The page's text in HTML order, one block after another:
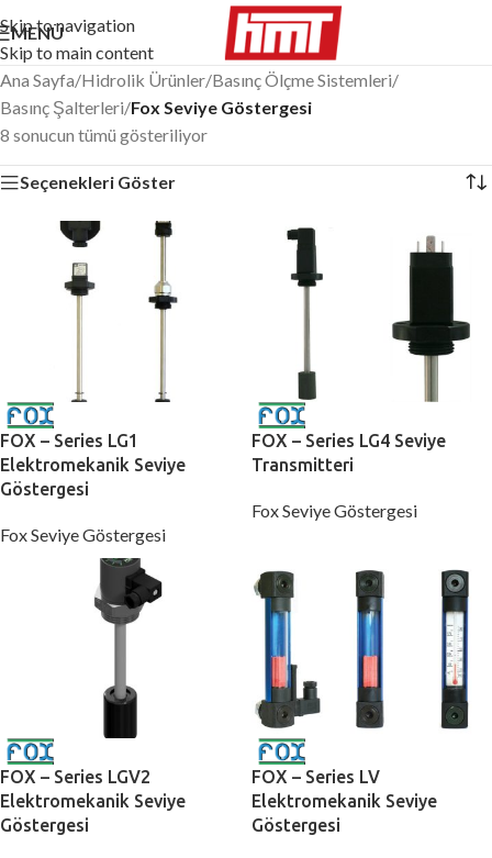
Skip to navigation
Skip to main content
MENÜ
Ana Sayfa/Hidrolik Ürünler/Basınç Ölçme Sistemleri/
Basınç Şalterleri/Fox Seviye Göstergesi
8 sonucun tümü gösteriliyor
Seçenekleri Göster
FOX – Series LG1
Elektromekanik Seviye
Göstergesi
Fox Seviye Göstergesi
FOX – Series LG4 Seviye
Transmitteri
Fox Seviye Göstergesi
FOX – Series LGV2
Elektromekanik Seviye
Göstergesi
FOX – Series LV
Elektromekanik Seviye
Göstergesi